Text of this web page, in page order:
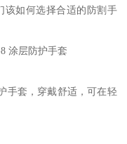
该如何选择合适的防割手
涂层防护手套
手套，穿戴舒适，可在轻